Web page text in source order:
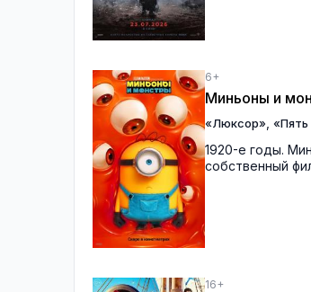
6+
Миньоны и
«Люксор» «Пять
1920-е годы.
собственный
16+